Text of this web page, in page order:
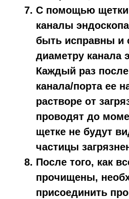
С помощью щетки
каналы
быть исправны и
диаметру канала
Каждый раз
канала/порта ее
растворе от
проводят до
щетке не будут
частицы
После того, как
прочищены,
присоединить